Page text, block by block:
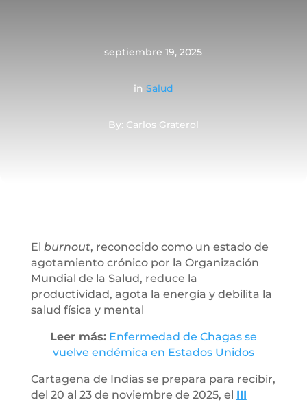
septiembre 19, 2025
in Salud
By: Carlos Graterol
El burnout, reconocido como un estado de
agotamiento crónico por la Organización
Mundial de la Salud, reduce la
productividad, agota la energía y debilita la
salud física y mental
Leer más: Enfermedad de Chagas se
vuelve endémica en Estados Unidos
Cartagena de Indias se prepara para recibir,
del 20 al 23 de noviembre de 2025, el III